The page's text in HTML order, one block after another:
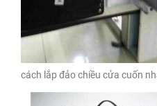
cách lắp đảo chiều cửa cuốn